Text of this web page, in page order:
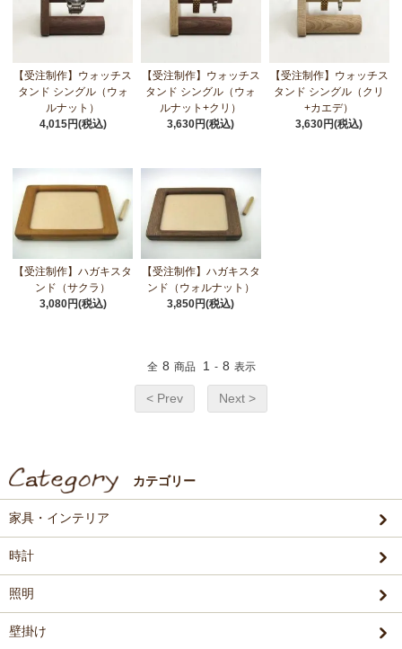
【受注制作】ウォッチス
タンド シングル（ウォ
ルナット）
4,015円(税込)
【受注制作】ウォッチス
タンド シングル（ウォ
ルナット+クリ）
3,630円(税込)
【受注制作】ウォッチス
タンド シングル（クリ
+カエデ）
3,630円(税込)
【受注制作】ハガキスタ
ンド（サクラ）
3,080円(税込)
【受注制作】ハガキスタ
ンド（ウォルナット）
3,850円(税込)
全 8 商品 1 - 8 表示
< Prev Next >
カテゴリー
家具・インテリア
時計
照明
壁掛け